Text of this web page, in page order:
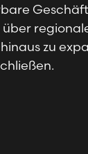
zu